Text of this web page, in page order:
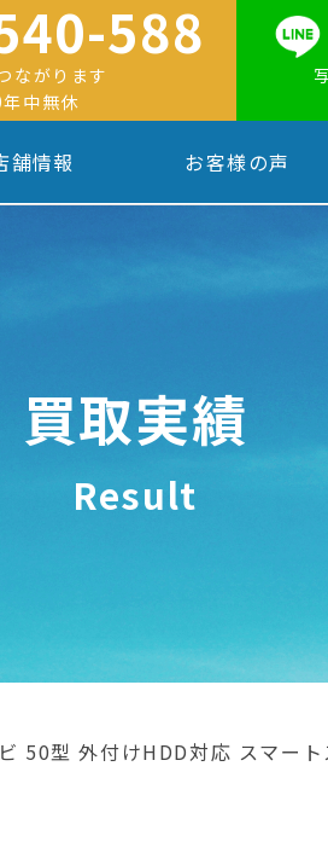
588
ながります
中無休
舗情報 お客様の声
買取実績
Result
50型 外付けHDD対応 スマー